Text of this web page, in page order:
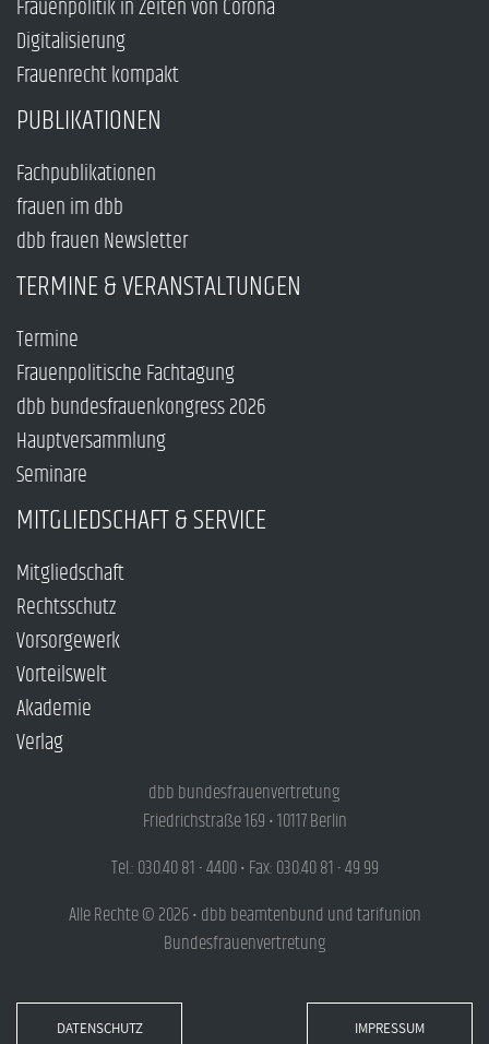
Frauenpolitik in Zeiten von Corona
Digitalisierung
Frauenrecht kompakt
PUBLIKATIONEN
Fachpublikationen
frauen im dbb
dbb frauen Newsletter
TERMINE & VERANSTALTUNGEN
Termine
Frauenpolitische Fachtagung
dbb bundesfrauenkongress 2026
Hauptversammlung
Seminare
MITGLIEDSCHAFT & SERVICE
Mitgliedschaft
Rechtsschutz
Vorsorgewerk
Vorteilswelt
Akademie
Verlag
dbb bundesfrauenvertretung
Friedrichstraße 169 • 10117 Berlin
Tel.: 030.40 81 - 4400 • Fax: 030.40 81 - 49 99
Alle Rechte © 2026 • dbb beamtenbund und tarifunion
Bundesfrauenvertretung
DATENSCHUTZ IMPRESSUM